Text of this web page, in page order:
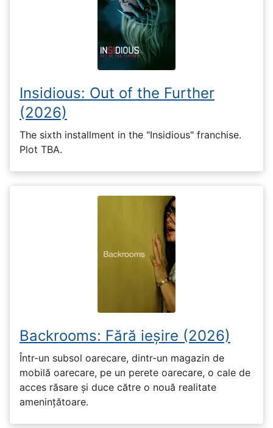
Insidious: Out of the Further
(2026)
The sixth installment in the "Insidious" franchise.
Plot TBA.
Backrooms: Fără ieșire (2026)
Într-un subsol oarecare, dintr-un magazin de
mobilă oarecare, pe un perete oarecare, o cale de
acces răsare și duce către o nouă realitate
amenințătoare.